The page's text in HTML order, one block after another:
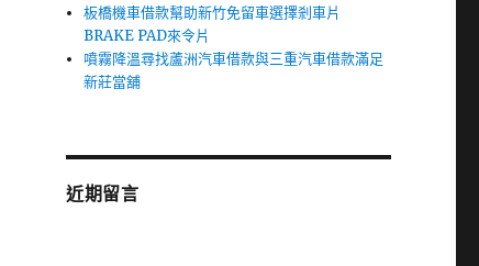
板橋機車借款幫助新竹免留車選擇剎車片
BRAKE PAD來令片
噴霧降溫尋找蘆洲汽車借款與三重汽車借款滿足
新莊當舖
近期留言